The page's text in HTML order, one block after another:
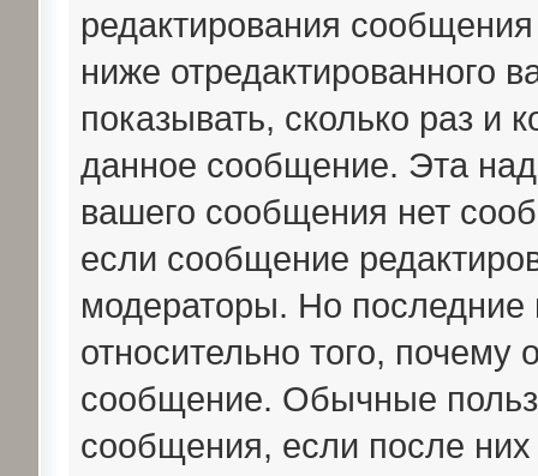
редактирования
ниже отредактированного
показывать, сколько раз и
данное сообщение. Эта
вашего сообщения нет
если сообщение
модераторы. Но последние
относительно того,
сообщение. Обычные
сообщения, если после